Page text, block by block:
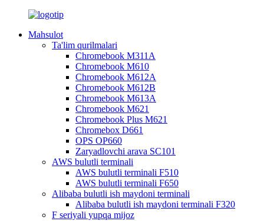
Mahsulot
Ta'lim qurilmalari
Chromebook M311A
Chromebook M610
Chromebook M612A
Chromebook M612B
Chromebook M613A
Chromebook M621
Chromebook Plus M621
Chromebox D661
OPS OP660
Zaryadlovchi arava SC101
AWS bulutli terminali
AWS bulutli terminali F510
AWS bulutli terminali F650
Alibaba bulutli ish maydoni terminali
Alibaba bulutli ish maydoni terminali F320
F seriyali yupqa mijoz